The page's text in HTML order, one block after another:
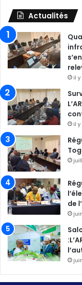
Actualités
il
il
de